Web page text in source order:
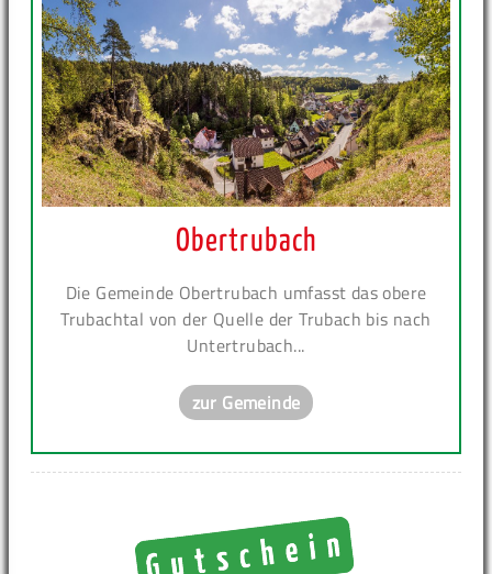
Obertrubach
Die Gemeinde Obertrubach umfasst das obere
Trubachtal von der Quelle der Trubach bis nach
Untertrubach...
zur Gemeinde